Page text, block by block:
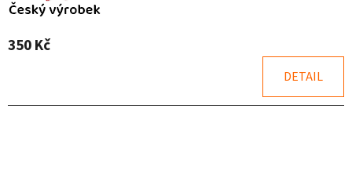
z
hvězdiček.
350 Kč
DETAIL